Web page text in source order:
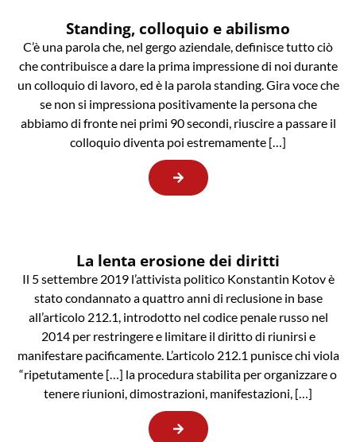
Standing, colloquio e abilismo
C’è una parola che, nel gergo aziendale, definisce tutto ciò
che contribuisce a dare la prima impressione di noi durante
un colloquio di lavoro, ed è la parola standing. Gira voce che
se non si impressiona positivamente la persona che
abbiamo di fronte nei primi 90 secondi, riuscire a passare il
colloquio diventa poi estremamente […]
La lenta erosione dei diritti
Il 5 settembre 2019 l’attivista politico Konstantin Kotov è
stato condannato a quattro anni di reclusione in base
all’articolo 212.1, introdotto nel codice penale russo nel
2014 per restringere e limitare il diritto di riunirsi e
manifestare pacificamente. L’articolo 212.1 punisce chi viola
“ripetutamente […] la procedura stabilita per organizzare o
tenere riunioni, dimostrazioni, manifestazioni, […]